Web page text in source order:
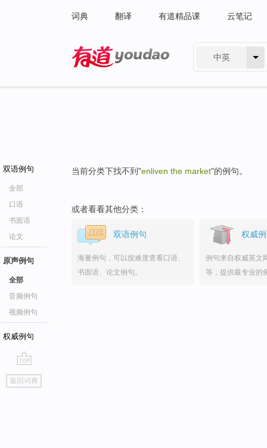
词典 翻译 有道精品课 云笔记
中英
双语例句
全部
口语
书面语
论文
原声例句
全部
音频例句
视频例句
权威例句
go
top
返回词典
当前分类下找不到"enliven the market"的例句。
或者看看其他分类：
双语例句
海量例句，可以按难度查看口语、
书面语、论文例句。
权威
例句来自权威英文
等，提供最专业的